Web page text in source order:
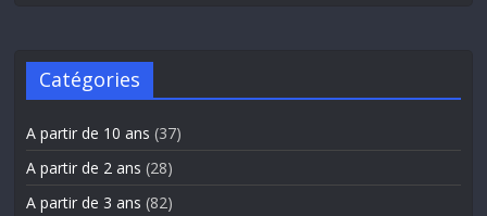
Catégories
A partir de 10 ans (37)
A partir de 2 ans (28)
A partir de 3 ans (82)